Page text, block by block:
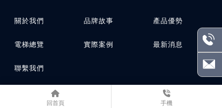
回首頁 手機
關於我們 品牌故事 產品優勢
電梯總覽 實際案例 最新消息
聯繫我們